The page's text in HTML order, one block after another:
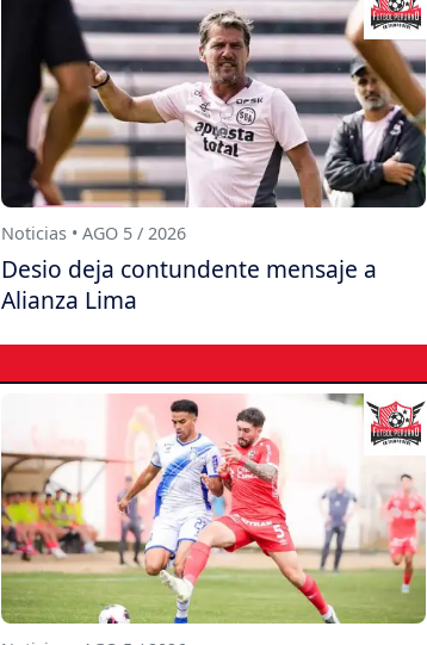
Noticias • AGO 5 / 2026
Desio deja contundente mensaje a
Alianza Lima